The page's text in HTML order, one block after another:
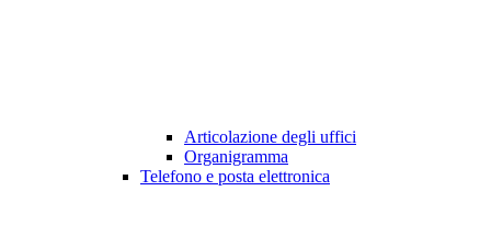
Articolazione degli uffici
Organigramma
Telefono e posta elettronica